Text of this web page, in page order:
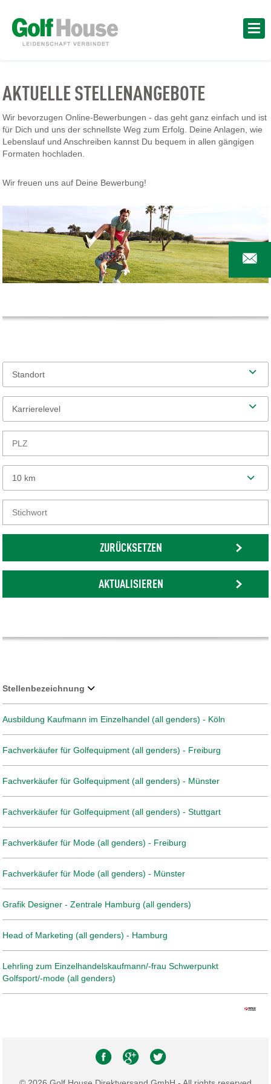
AKTUELLE STELLENANGEBOTE
Wir bevorzugen Online-Bewerbungen - das geht ganz einfach und ist
für Dich und uns der schnellste Weg zum Erfolg. Deine Anlagen, wie
Lebenslauf und Anschreiben kannst Du bequem in allen gängigen
Formaten hochladen.
Wir freuen uns auf Deine Bewerbung!
Standort
Karrierelevel
10 km
ZURÜCKSETZEN
AKTUALISIEREN
Stellenbezeichnung
Ausbildung Kaufmann im Einzelhandel (all genders) - Köln
Fachverkäufer für Golfequipment (all genders) - Freiburg
Fachverkäufer für Golfequipment (all genders) - Münster
Fachverkäufer für Golfequipment (all genders) - Stuttgart
Fachverkäufer für Mode (all genders) - Freiburg
Fachverkäufer für Mode (all genders) - Münster
Grafik Designer - Zentrale Hamburg (all genders)
Head of Marketing (all genders) - Hamburg
Lehrling zum Einzelhandelskaufmann/-frau Schwerpunkt
Golfsport/-mode (all genders)